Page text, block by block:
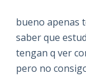
bueno apenas
saber que
tengan q ver
pero no